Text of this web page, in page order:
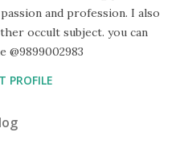
and profession. I also
occult subject. you can
@9899002983
PROFILE